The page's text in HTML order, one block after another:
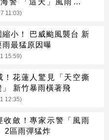
11:03)
縮小！ 巴威颱風襲台 新
最猛原因曝
15:59)
！花蓮人驚見「天空撕
」 新竹暴雨橫著飛
12:35)
收斂！專家示警「風雨
2區雨彈猛炸